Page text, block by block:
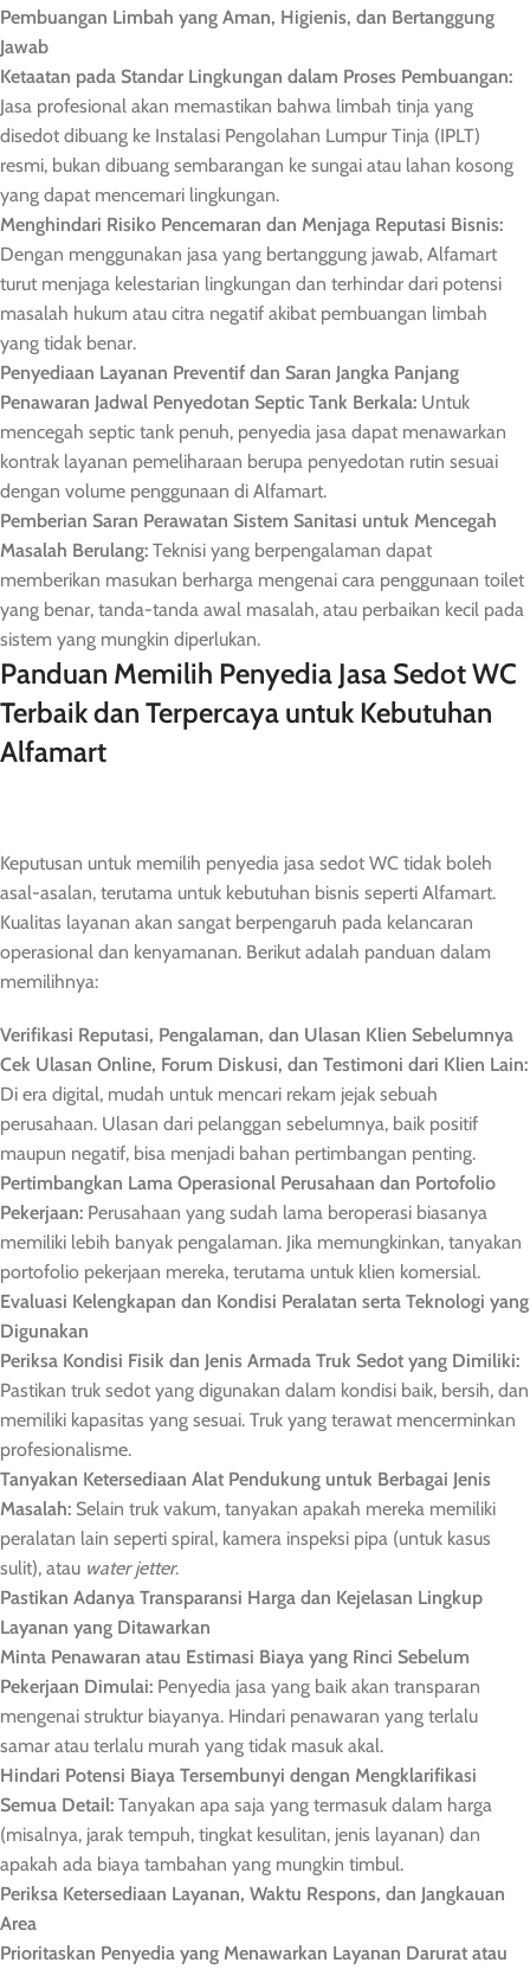
Pembuangan Limbah yang Aman, Higienis, dan Bertanggung
Jawab
Ketaatan pada Standar Lingkungan dalam Proses Pembuangan:
Jasa profesional akan memastikan bahwa limbah tinja yang
disedot dibuang ke Instalasi Pengolahan Lumpur Tinja (IPLT)
resmi, bukan dibuang sembarangan ke sungai atau lahan kosong
yang dapat mencemari lingkungan.
Menghindari Risiko Pencemaran dan Menjaga Reputasi Bisnis:
Dengan menggunakan jasa yang bertanggung jawab, Alfamart
turut menjaga kelestarian lingkungan dan terhindar dari potensi
masalah hukum atau citra negatif akibat pembuangan limbah
yang tidak benar.
Penyediaan Layanan Preventif dan Saran Jangka Panjang
Penawaran Jadwal Penyedotan Septic Tank Berkala: Untuk
mencegah septic tank penuh, penyedia jasa dapat menawarkan
kontrak layanan pemeliharaan berupa penyedotan rutin sesuai
dengan volume penggunaan di Alfamart.
Pemberian Saran Perawatan Sistem Sanitasi untuk Mencegah
Masalah Berulang: Teknisi yang berpengalaman dapat
memberikan masukan berharga mengenai cara penggunaan toilet
yang benar, tanda-tanda awal masalah, atau perbaikan kecil pada
sistem yang mungkin diperlukan.
Panduan Memilih Penyedia Jasa Sedot WC
Terbaik dan Terpercaya untuk Kebutuhan
Alfamart
Keputusan untuk memilih penyedia jasa sedot WC tidak boleh
asal-asalan, terutama untuk kebutuhan bisnis seperti Alfamart.
Kualitas layanan akan sangat berpengaruh pada kelancaran
operasional dan kenyamanan. Berikut adalah panduan dalam
memilihnya:
Verifikasi Reputasi, Pengalaman, dan Ulasan Klien Sebelumnya
Cek Ulasan Online, Forum Diskusi, dan Testimoni dari Klien Lain:
Di era digital, mudah untuk mencari rekam jejak sebuah
perusahaan. Ulasan dari pelanggan sebelumnya, baik positif
maupun negatif, bisa menjadi bahan pertimbangan penting.
Pertimbangkan Lama Operasional Perusahaan dan Portofolio
Pekerjaan: Perusahaan yang sudah lama beroperasi biasanya
memiliki lebih banyak pengalaman. Jika memungkinkan, tanyakan
portofolio pekerjaan mereka, terutama untuk klien komersial.
Evaluasi Kelengkapan dan Kondisi Peralatan serta Teknologi yang
Digunakan
Periksa Kondisi Fisik dan Jenis Armada Truk Sedot yang Dimiliki:
Pastikan truk sedot yang digunakan dalam kondisi baik, bersih, dan
memiliki kapasitas yang sesuai. Truk yang terawat mencerminkan
profesionalisme.
Tanyakan Ketersediaan Alat Pendukung untuk Berbagai Jenis
Masalah: Selain truk vakum, tanyakan apakah mereka memiliki
peralatan lain seperti spiral, kamera inspeksi pipa (untuk kasus
sulit), atau water jetter.
Pastikan Adanya Transparansi Harga dan Kejelasan Lingkup
Layanan yang Ditawarkan
Minta Penawaran atau Estimasi Biaya yang Rinci Sebelum
Pekerjaan Dimulai: Penyedia jasa yang baik akan transparan
mengenai struktur biayanya. Hindari penawaran yang terlalu
samar atau terlalu murah yang tidak masuk akal.
Hindari Potensi Biaya Tersembunyi dengan Mengklarifikasi
Semua Detail: Tanyakan apa saja yang termasuk dalam harga
(misalnya, jarak tempuh, tingkat kesulitan, jenis layanan) dan
apakah ada biaya tambahan yang mungkin timbul.
Periksa Ketersediaan Layanan, Waktu Respons, dan Jangkauan
Area
Prioritaskan Penyedia yang Menawarkan Layanan Darurat atau